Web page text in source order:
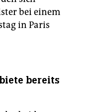
bei einem
in Paris
bereits